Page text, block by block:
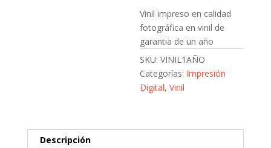
Vinil impreso en calidad
fotográfica en vinil de
garantia de un año
SKU:VINIL1AÑO
Categorías: Impresión
Digital,Vinil
Descripción